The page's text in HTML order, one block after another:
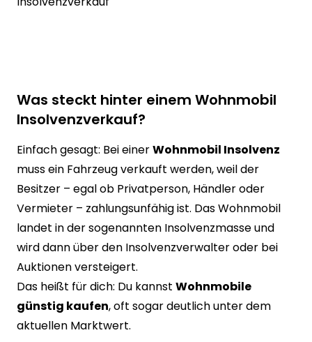
Was steckt hinter einem Wohnmobil
Insolvenzverkauf?
Einfach gesagt: Bei einerWohnmobil Insolvenz
muss ein Fahrzeug verkauft werden, weil der
Besitzer – egal ob Privatperson, Händler oder
Vermieter – zahlungsunfähig ist. Das Wohnmobil
landet in der sogenannten Insolvenzmasse und
wird dann über den Insolvenzverwalter oder bei
Auktionen versteigert.
Das heißt für dich: Du kannst Wohnmobile
günstig kaufen, oft sogar deutlich unter dem
aktuellen Marktwert.